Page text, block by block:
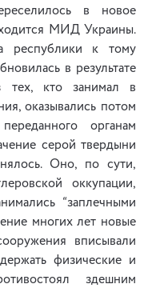
в новое
МИД Украины.
республики к тому
в результате
тех, кто занимал в
оказывались потом
органам
серой твердыни
Оно, по сути,
оккупации,
“заплечными
многих лет новые
вписывали
физические и
здешним